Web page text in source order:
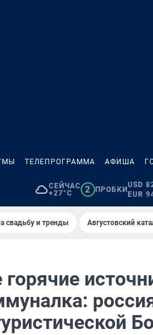
ТЕЛЕПРОГРАММА АФИША
СЕЙЧАС
+27°C
2 ПРОБКИ
USD
EUR
свадьбу и тренды Августовский